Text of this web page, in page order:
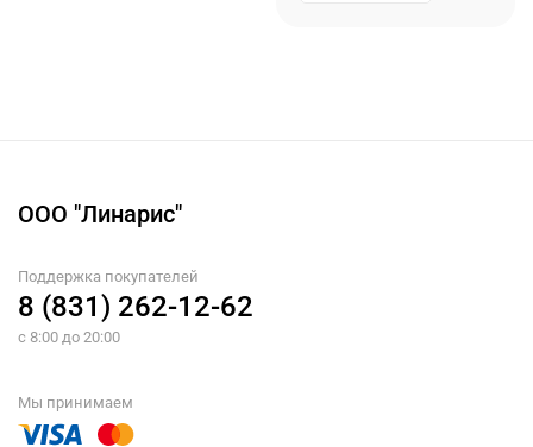
ООО "Линарис"
Поддержка покупателей
8 (831) 262-12-62
с 8:00 до 20:00
Мы принимаем